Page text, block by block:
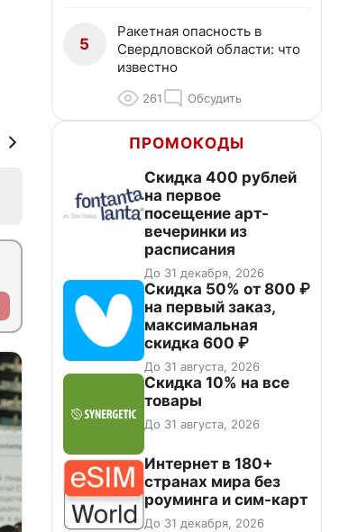
5
Ракетная опасность в
Свердловской области: что
известно
261 Обсудить
ПРОМОКОДЫ
Cкидка 400 рублей
на первое
посещение арт-
вечеринки из
расписания
До 31 декабря, 2026
Скидка 50% от 800 ₽
на первый заказ,
максимальная
скидка 600 ₽
До 31 августа, 2026
Скидка 10% на все
товары
До 31 августа, 2026
Интернет в 180+
странах мира без
роуминга и сим-карт
До 31 декабря, 2026